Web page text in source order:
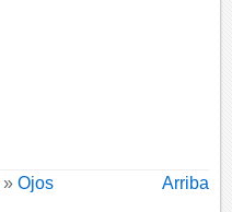
»Ojos Arriba